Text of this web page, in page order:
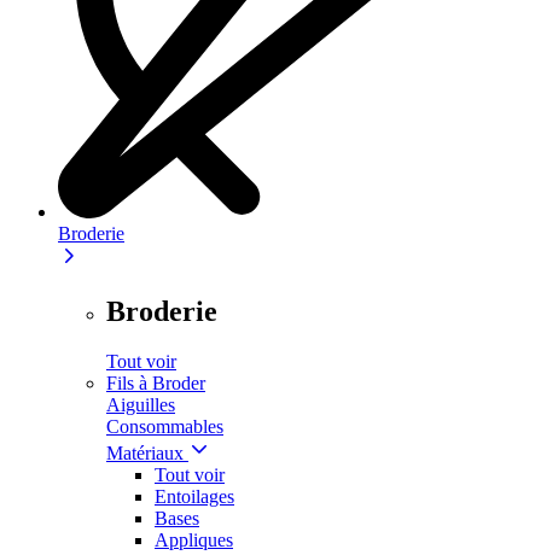
Broderie
Broderie
Tout voir
Fils à Broder
Aiguilles
Consommables
Matériaux
Tout voir
Entoilages
Bases
Appliques